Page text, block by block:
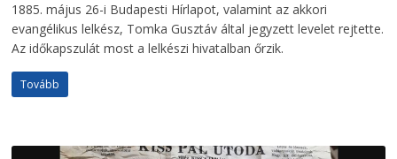
1885. május 26-i Budapesti Hírlapot, valamint az akkori
evangélikus lelkész, Tomka Gusztáv által jegyzett levelet rejtette.
Az időkapszulát most a lelkészi hivatalban őrzik.
Tovább